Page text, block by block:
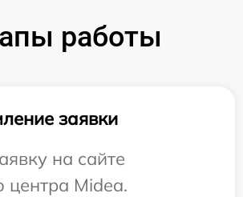
работы
заявки
на сайте
центра Midea.